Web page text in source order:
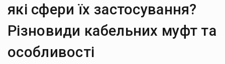
які сфери їх застосування?
Різновиди кабельних муфт та
особливості